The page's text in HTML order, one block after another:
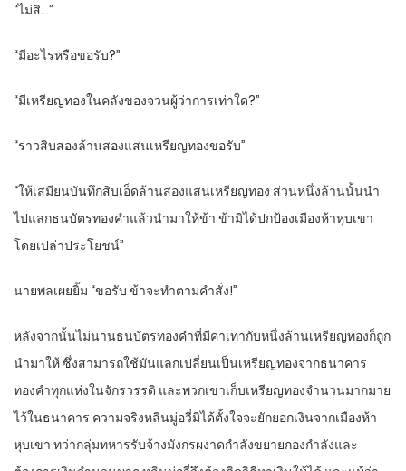
“ไม่สิ…”
“มีอะไรหรือขอรับ?”
“มีเหรียญทองในคลังของจวนผู้ว่าการเท่าใด?”
“ราวสิบสองล้านสองแสนเหรียญทองขอรับ”
“ให้เสมียนบันทึกสิบเอ็ดล้านสองแสนเหรียญทอง ส่วนหนึ่งล้านนั้นนำ
ไปแลกธนบัตรทองคำแล้วนำมาให้ข้า ข้ามิได้ปกป้องเมืองห้าหุบเขา
โดยเปล่าประโยชน์”
นายพลเผยยิ้ม “ขอรับ ข้าจะทำตามคำสั่ง!”
หลังจากนั้นไม่นานธนบัตรทองคำที่มีค่าเท่ากับหนึ่งล้านเหรียญทองก็ถูก
นำมาให้ ซึ่งสามารถใช้มันแลกเปลี่ยนเป็นเหรียญทองจากธนาคาร
ทองคำทุกแห่งในจักรวรรดิ และพวกเขาเก็บเหรียญทองจำนวนมากมาย
ไว้ในธนาคาร ความจริงหลินมู่อวี่มิได้ตั้งใจจะยักยอกเงินจากเมืองห้า
หุบเขา ทว่ากลุ่มทหารรับจ้างมังกรผงาดกำลังขยายกองกำลังและ